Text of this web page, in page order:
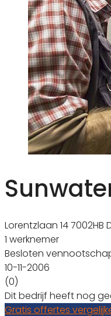
Lorentzlaan 14 7002HB
1 werknemer
Besloten
10-11-2006
(0)
Dit bedrijf heeft nog
Gratis offertes